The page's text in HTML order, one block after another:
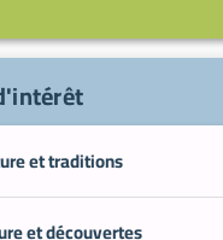
et traditions
et découvertes